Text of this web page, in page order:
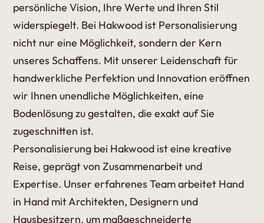
persönliche Vision, Ihre Werte und Ihren Stil
widerspiegelt. Bei Hakwood ist Personalisierung
nicht nur eine Möglichkeit, sondern der Kern
unseres Schaffens. Mit unserer Leidenschaft für
handwerkliche Perfektion und Innovation eröffnen
wir Ihnen unendliche Möglichkeiten, eine
Bodenlösung zu gestalten, die exakt auf Sie
zugeschnitten ist.
Personalisierung bei Hakwood ist eine kreative
Reise, geprägt von Zusammenarbeit und
Expertise. Unser erfahrenes Team arbeitet Hand
in Hand mit Architekten, Designern und
Hausbesitzern, um maßgeschneiderte